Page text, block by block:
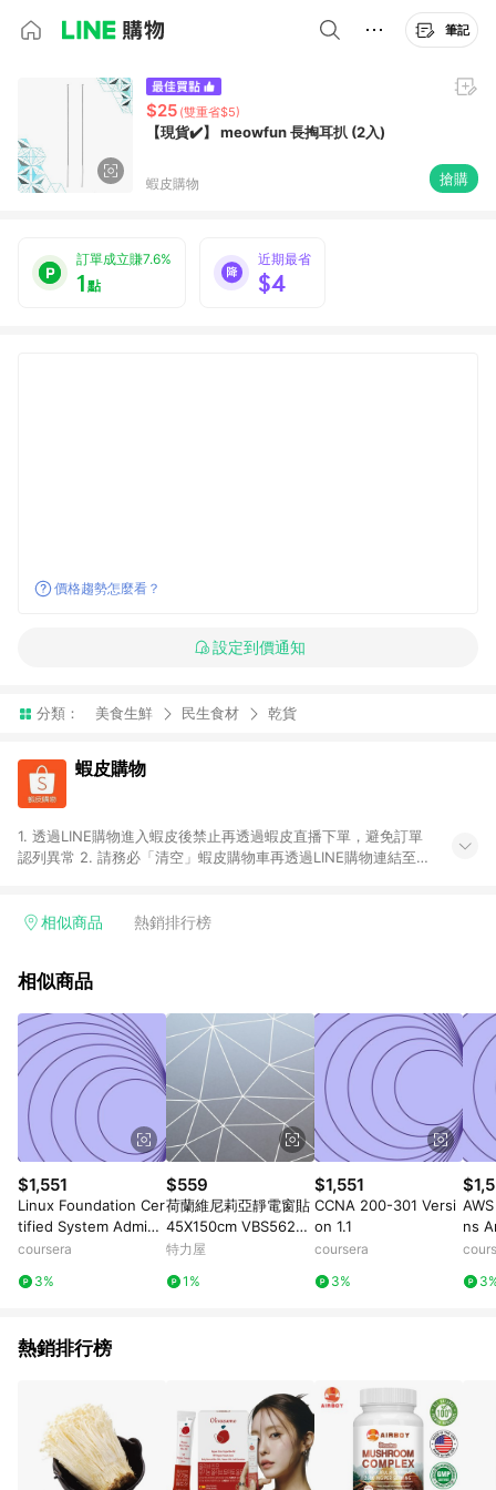
筆記
$25 (雙重省$5)
【現貨✔️】 meowfun 長掏耳扒 (2入)
蝦皮購物 搶購
訂單成立賺7.6%
1點
近期最省
$4
價格趨勢怎麼看？
設定到價通知
分類： 美食生鮮 民生食材 乾貨
蝦皮購物
1. 透過LINE購物進入蝦皮後禁止再透過蝦皮直播下單，避免訂單
認列異常 2. 請務必「清空」蝦皮購物車再透過LINE購物連結至蝦
易後，想下第二張訂單，請重新從LINE購物連結至蝦皮商店進行
後之最終金額進行計算。 6. 用戶需於同一瀏覽器進行交易（若自
將拆分成不同筆訂單編號發送通知。 8. 若使用折價券折抵，可能
會有攤提折抵導致訂單金額些微落差 9. 同一商品品項(即便不同
尺寸規格)，皆會計入同一筆返點上限進行計算 10. 蝦皮會將LINE
的導購跳轉紀錄與蝦皮的會員ID進行綁定，若後續七天內未透過
其他媒體來源導入蝦皮官網，則七天內於該蝦皮帳號下訂的首筆
訂單會被蝦皮認列為該LINE用戶導購跳轉時所成立之訂單。 11.
若同一用戶使用一個以上蝦皮帳號透過LINE購物進行導購，將可
能導致無法收到導購通知，亦可能無法收到點數，再請留意。 13.
請注意以下行為將可能導致無法取得 LINE POINTS 點數回饋資
格：使用非指定之途徑及方式完成交易，或經由蝦皮系統判斷點
擊路徑不符合回饋資格或規則者。 14. 若有贈點爭議，請務必於
訂單日期+60天以內進行洽詢確認；超過60天(含)以上進行申
訴，恕無法贈點回饋。需檢附蝦皮訂單完成、LINE購物訂單記
途中用戶由網頁版(電腦版/手機版網頁)切換為 App 會造成追蹤中
斷而無法進行 LINE Points 回饋 2.若購買過程中關閉蝦皮APP，
則需重新透過LINE購物前往蝦皮商城，否則無法進行LINE
POINTS 回饋。 3.如用戶先前往蝦皮商城將商品加入購物車，後
續透過LINE購物前往至蝦皮商城將購物車結清，此方案將不列入
LINE Points 回饋 4.自 2018/10/24 起購買蝦皮拍賣商品，不符
合贈點資格 5. 透過LINE購物購買蝦皮站上「蝦皮推廣服務」之商
相似商品 熱銷排行榜
相似商品
$1,551
Linux Foundation Cer
tified System Admini
strator (LFCS): Unit 3
coursera
3%
$559
荷蘭維尼莉亞靜電窗貼
45X150cm VBS56227
多邊形
特力屋
1%
$1,551
CCNA 200-301 Versi
on 1.1
coursera
3%
ns
熱銷排行榜